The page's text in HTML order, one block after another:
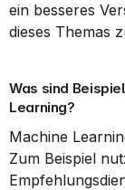
ein besseres
dieses Themas
Was sind
Learning?
Machine
Zum Beispiel